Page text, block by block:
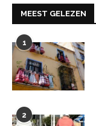
MEEST GELEZEN
1
2